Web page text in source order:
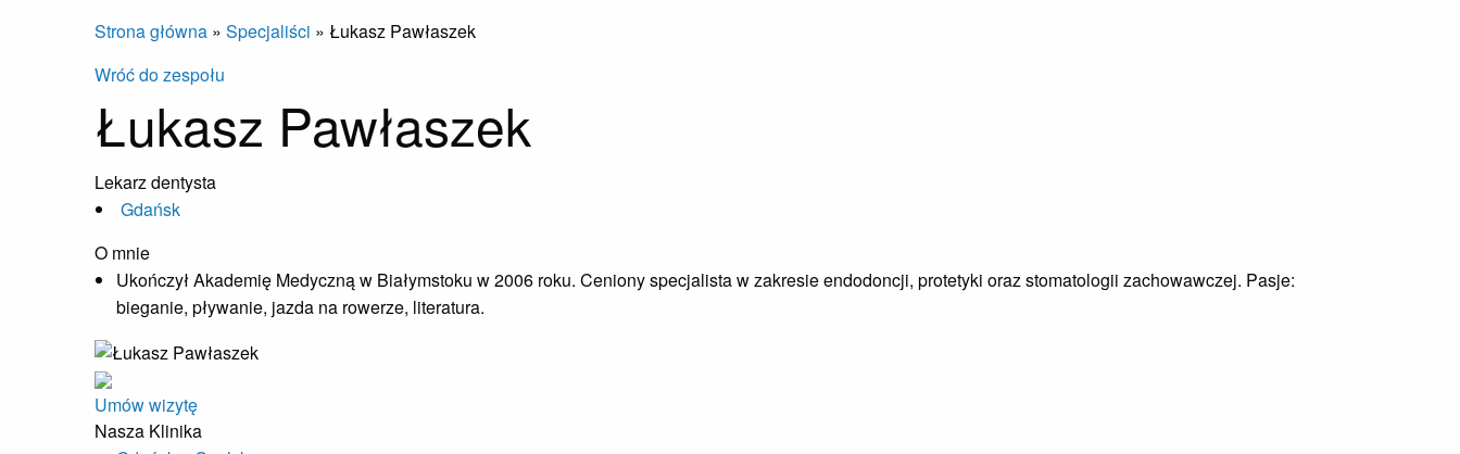
Strona główna » Specjaliści » Łukasz Pawłaszek
Wróć do zespołu
Łukasz Pawłaszek
Lekarz dentysta
Gdańsk
O mnie
Ukończył Akademię Medyczną w Białymstoku w 2006 roku. Ceniony specjalista w zakresie endodoncji, protetyki oraz stomatologii zachowawczej. Pasje:
bieganie, pływanie, jazda na rowerze, literatura.
Umów wizytę
Nasza Klinika